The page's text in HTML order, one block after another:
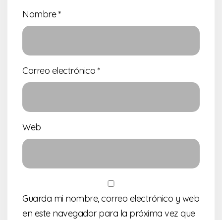
Nombre*
Correo electrónico *
Web
Guarda mi nombre, correo electrónico y web
en este navegador para la próxima vez que